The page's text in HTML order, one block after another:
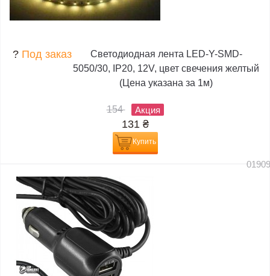
? Под заказ
Светодиодная лента LED-Y-SMD-
5050/30, IP20, 12V, цвет свечения желтый
(Цена указана за 1м)
154 Акция
131 ₴
Купить